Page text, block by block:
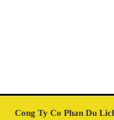
Cong Ty Co Phan Du